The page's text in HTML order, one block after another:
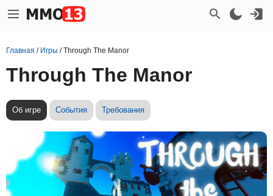
Главная / Игры /Through The Manor
Through The Manor
Об игре События Требования